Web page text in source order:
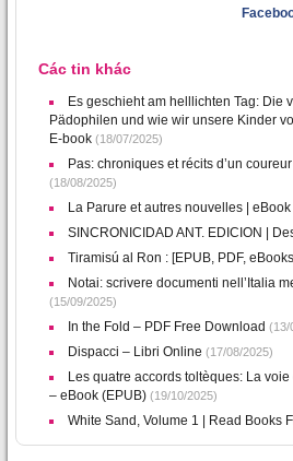
Các tin khác
Es geschieht am helllichten Tag: Die
Pädophilen und wie wir unsere Kinder
E-book (18/07/2025)
Pas: chroniques et récits d’un
(18/08/2025)
La Parure et autres nouvelles | eBook
SINCRONICIDAD ANT. EDICION |
Tiramisú al Ron : [EPUB, PDF,
Notai: scrivere documenti nell’Italia
(15/09/2025)
In the Fold – PDF Free Download (13/
Dispacci – Libri Online (17/08/2025)
Les quatre accords toltèques: La
– eBook (EPUB) (19/10/2025)
White Sand, Volume 1 | Read Books